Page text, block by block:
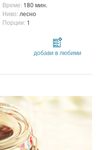
Време: 180 мин.
Ниво: лесно
Порции: 1
добави в любими